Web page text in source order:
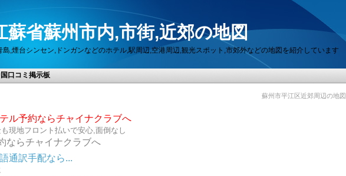
蘇省蘇州市内,市街,近郊の地図
,煙台シンセン,ドンガンなどのホテル,駅周辺,空港周辺,観光スポット,市郊外などの地図を紹介しています
口コミ掲示板
蘇州市平江区近郊周辺の地図
予約ならチャイナクラブへ
現地フロント払いで安心,面倒なし
ならチャイナクラブへ
訳手配なら...
に